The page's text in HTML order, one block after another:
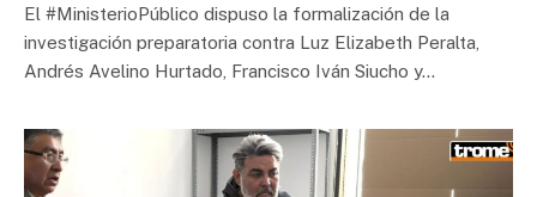
El #MinisterioPúblico dispuso la formalización de la
investigación preparatoria contra Luz Elizabeth Peralta,
Andrés Avelino Hurtado, Francisco Iván Siucho y…